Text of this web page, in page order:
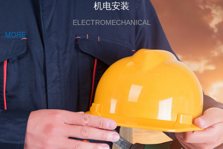
机电安装
ELECTROMECHANICAL
MORE